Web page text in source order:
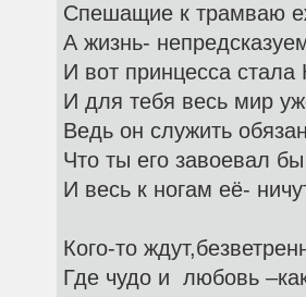
Спешащие к трамваю
А жизнь-
И вот принцесса стала
И для тебя весь мир
Ведь он служить
Что ты его завоевал
И весь к ногам её-
Кого-то
Где чудо и любовь